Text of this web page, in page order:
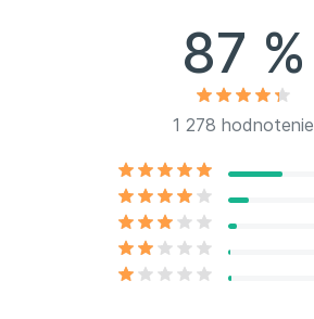
87 %
1 278 hodnotenie